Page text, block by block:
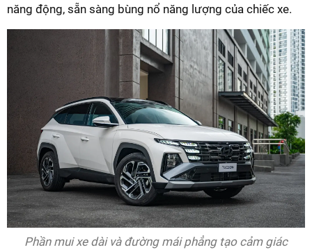
năng động, sẵn sàng bùng nổ năng lượng của chiếc xe.
Phần mui xe dài và đường mái phẳng tạo cảm giác